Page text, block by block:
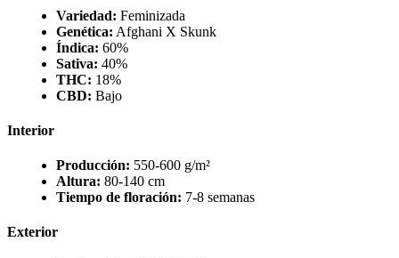
Variedad: Feminizada
Genética: Afghani X Skunk
Índica: 60%
Sativa: 40%
THC: 18%
CBD: Bajo
Interior
Producción: 550-600 g/m²
Altura: 80-140 cm
Tiempo de floración: 7-8 semanas
Exterior